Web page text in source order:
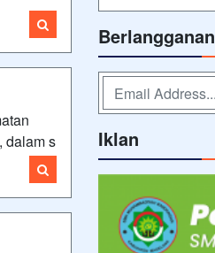
dalam s
Berlangganan
Iklan